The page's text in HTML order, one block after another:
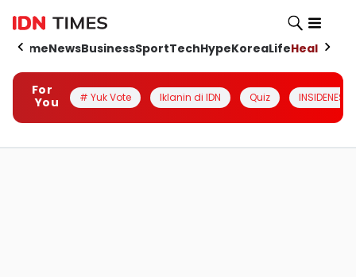
HomeNewsBusinessSportTechHypeKoreaLifeHealth
For
You
# Yuk Vote Iklanin di IDN Quiz INSIDENESIA